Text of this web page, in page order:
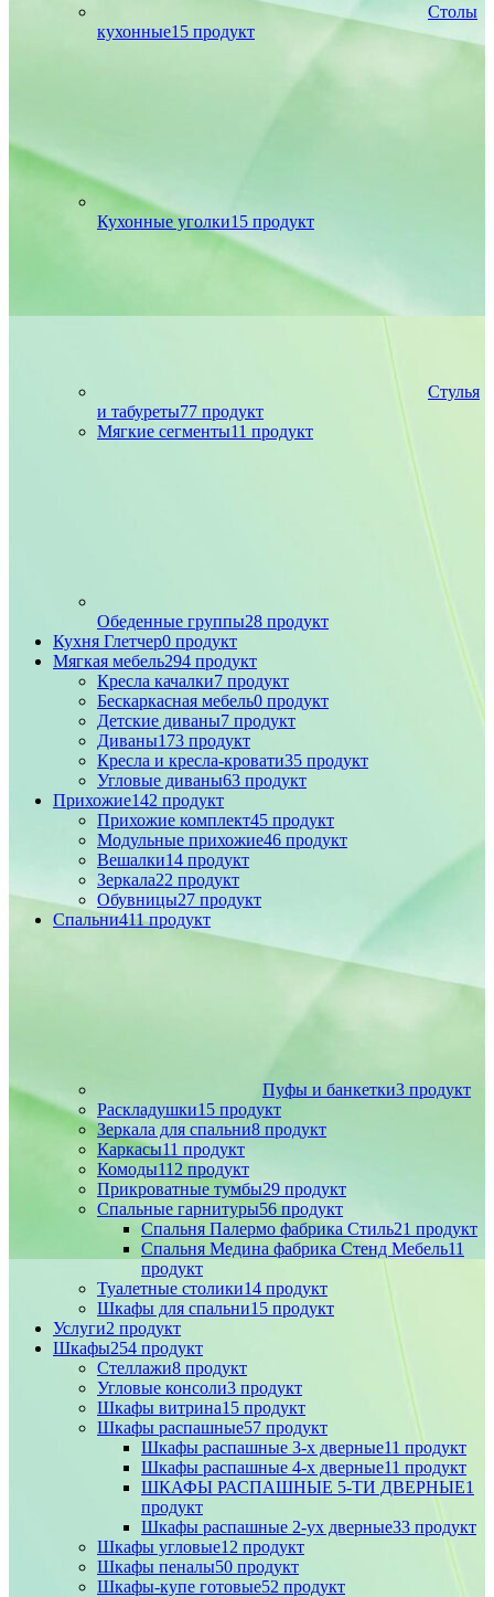
Столы
кухонные15 продукт
Кухонные уголки15 продукт
Стулья
и табуреты77 продукт
Мягкие сегменты11 продукт
Обеденные группы28 продукт
Кухня Глетчер0 продукт
Мягкая мебель294 продукт
Кресла качалки7 продукт
Бескаркасная мебель0 продукт
Детские диваны7 продукт
Диваны173 продукт
Кресла и кресла-кровати35 продукт
Угловые диваны63 продукт
Прихожие142 продукт
Прихожие комплект45 продукт
Модульные прихожие46 продукт
Вешалки14 продукт
Зеркала22 продукт
Обувницы27 продукт
Спальни411 продукт
Пуфы и банкетки3 продукт
Раскладушки15 продукт
Зеркала для спальни8 продукт
Каркасы11 продукт
Комоды112 продукт
Прикроватные тумбы29 продукт
Спальные гарнитуры56 продукт
Спальня Палермо фабрика Стиль21 продукт
Спальня Медина фабрика Стенд Мебель11
продукт
Туалетные столики14 продукт
Шкафы для спальни15 продукт
Услуги2 продукт
Шкафы254 продукт
Стеллажи8 продукт
Угловые консоли3 продукт
Шкафы витрина15 продукт
Шкафы распашные57 продукт
Шкафы распашные 3-х дверные11 продукт
Шкафы распашные 4-х дверные11 продукт
ШКАФЫ РАСПАШНЫЕ 5-ТИ ДВЕРНЫЕ1
продукт
Шкафы распашные 2-ух дверные33 продукт
Шкафы угловые12 продукт
Шкафы пеналы50 продукт
Шкафы-купе готовые52 продукт